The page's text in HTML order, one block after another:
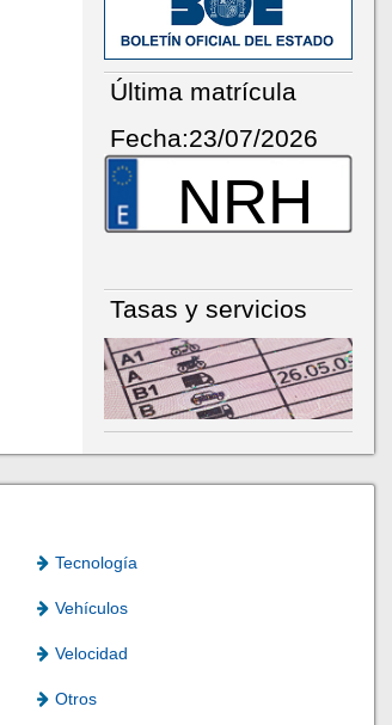
Última matrícula
Fecha:23/07/2026
NRH
Tasas y servicios
Tecnología
Vehículos
Velocidad
Otros